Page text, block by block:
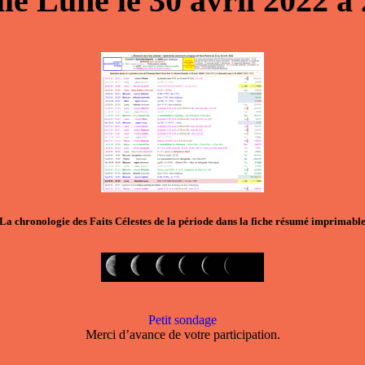
La chronologie des Faits Célestes de la période dans la fiche résumé imprimable
Petit sondage
Merci d’avance de votre participation.